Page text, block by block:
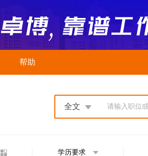
帮助
请输入职位
全文
学历要求